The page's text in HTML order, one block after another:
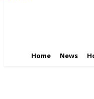
Home News